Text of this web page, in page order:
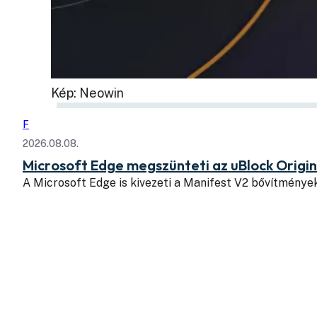
Kép: Neowin
F
2026.08.08.
Microsoft Edge megszünteti az uBlock
A Microsoft Edge is kivezeti a Manifest V2